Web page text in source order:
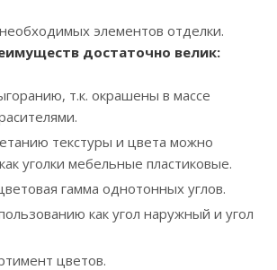
элементов отделки.
достаточно велик:
т.к. окрашены в массе
текстуры и цвета можно
уголки мебельные пластиковые.
гамма однотонных углов.
как угол наружный и угол
цветов.